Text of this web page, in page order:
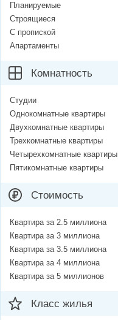
Планируемые
Строящиеся
С пропиской
Апартаменты
Комнатность
Студии
Однокомнатные квартиры
Двухкомнатные квартиры
Трехкомнатные квартиры
Четырехкомнатные квартиры
Пятикомнатные квартиры
Стоимость
Квартира за 2.5 миллиона
Квартира за 3 миллиона
Квартира за 3.5 миллиона
Квартира за 4 миллиона
Квартира за 5 миллионов
Класс жилья